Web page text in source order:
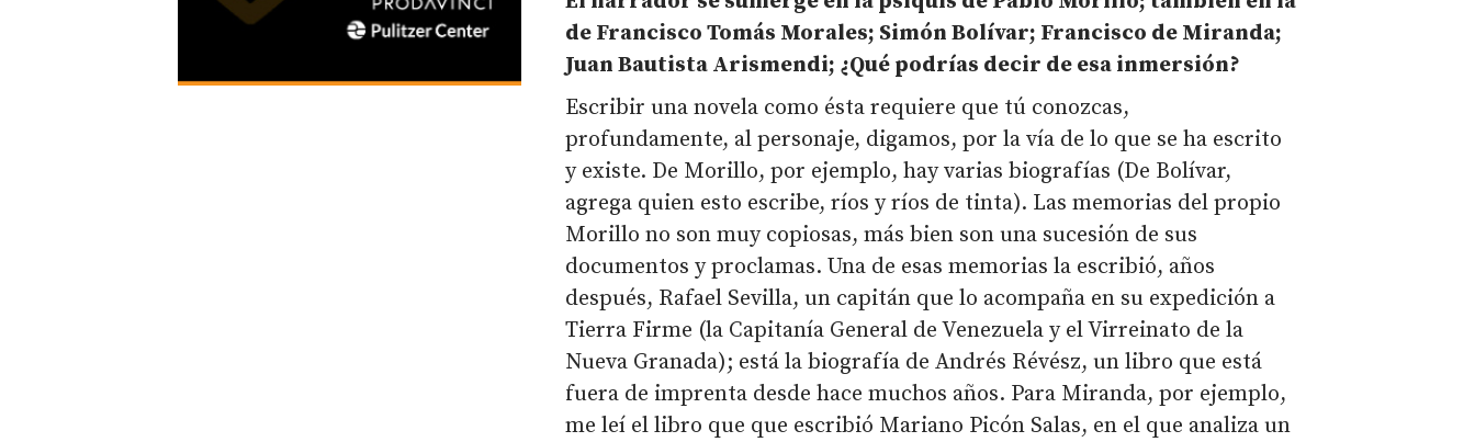
de Francisco Tomás Morales; Simón Bolívar; Francisco de Miranda;
Juan Bautista Arismendi; ¿Qué podrías decir de esa inmersión?
Escribir una novela como ésta requiere que tú conozcas,
profundamente, al personaje, digamos, por la vía de lo que se ha escrito
y existe. De Morillo, por ejemplo, hay varias biografías (De Bolívar,
agrega quien esto escribe, ríos y ríos de tinta). Las memorias del propio
Morillo no son muy copiosas, más bien son una sucesión de sus
documentos y proclamas. Una de esas memorias la escribió, años
después, Rafael Sevilla, un capitán que lo acompaña en su expedición a
Tierra Firme (la Capitanía General de Venezuela y el Virreinato de la
Nueva Granada); está la biografía de Andrés Révész, un libro que está
fuera de imprenta desde hace muchos años. Para Miranda, por ejemplo,
me leí el libro que que escribió Mariano Picón Salas, en el que analiza un